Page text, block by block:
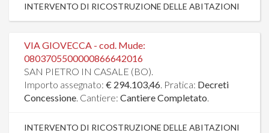
INTERVENTO DI RICOSTRUZIONE DELLE ABITAZIONI
VIA GIOVECCA - cod. Mude:
0803705500000866642016
SAN PIETRO IN CASALE (BO).
Importo assegnato: € 294.103,46. Pratica: Decreti
Concessione. Cantiere: Cantiere Completato.
INTERVENTO DI RICOSTRUZIONE DELLE ABITAZIONI